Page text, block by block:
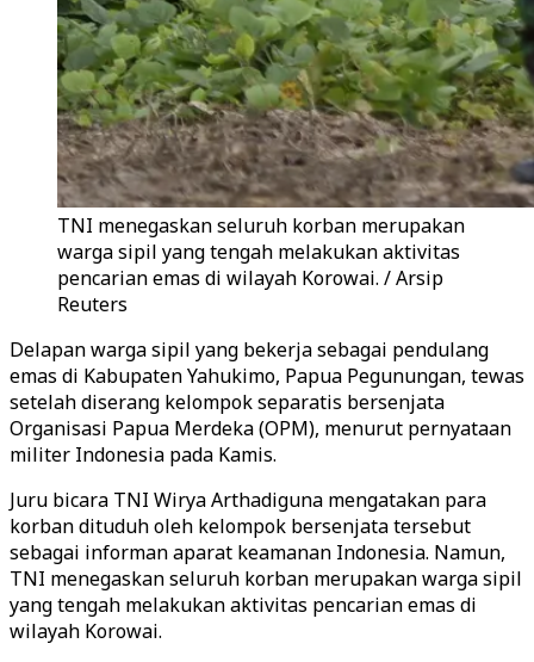
TNI menegaskan seluruh korban merupakan
warga sipil yang tengah melakukan aktivitas
pencarian emas di wilayah Korowai. / Arsip
Reuters
Delapan warga sipil yang bekerja sebagai pendulang
emas di Kabupaten Yahukimo, Papua Pegunungan, tewas
setelah diserang kelompok separatis bersenjata
Organisasi Papua Merdeka (OPM), menurut pernyataan
militer Indonesia pada Kamis.
Juru bicara TNI Wirya Arthadiguna mengatakan para
korban dituduh oleh kelompok bersenjata tersebut
sebagai informan aparat keamanan Indonesia. Namun,
TNI menegaskan seluruh korban merupakan warga sipil
yang tengah melakukan aktivitas pencarian emas di
wilayah Korowai.